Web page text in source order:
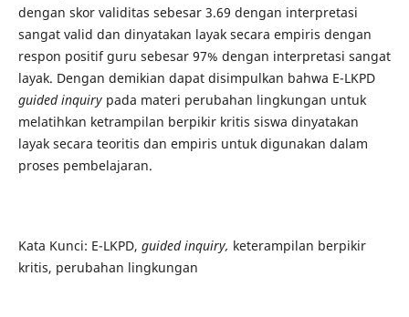
dengan skor validitas sebesar 3.69 dengan interpretasi
sangat valid dan dinyatakan layak secara empiris dengan
respon positif guru sebesar 97% dengan interpretasi sangat
layak. Dengan demikian dapat disimpulkan bahwa E-LKPD
guided inquiry pada materi perubahan lingkungan untuk
melatihkan ketrampilan berpikir kritis siswa dinyatakan
layak secara teoritis dan empiris untuk digunakan dalam
proses pembelajaran.
Kata Kunci: E-LKPD, guided inquiry, keterampilan berpikir
kritis, perubahan lingkungan